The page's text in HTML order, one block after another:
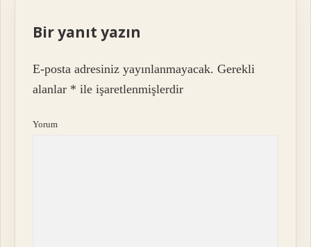
Bir yanıt yazın
E-posta adresiniz yayınlanmayacak. Gerekli
alanlar * ile işaretlenmişlerdir
Yorum